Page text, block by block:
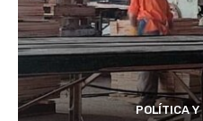
POLÍTICA Y